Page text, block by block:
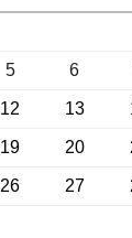
5 6
12 13
19 20
26 27